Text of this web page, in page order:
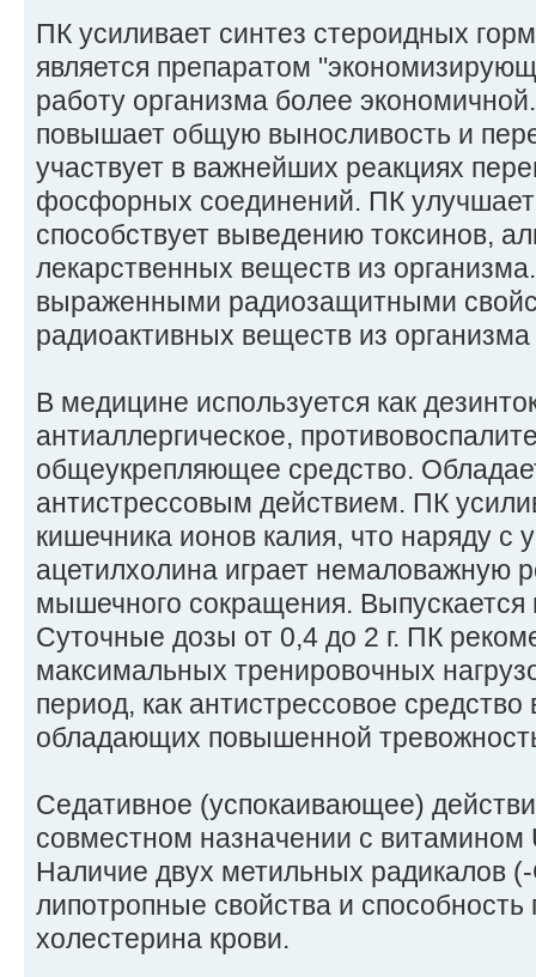
ПК усиливает синтез стероидных
является препаратом
работу организма более
повышает общую выносливость и
участвует в важнейших реакциях
фосфорных соединений. ПК улучшает
способствует выведению токсинов,
лекарственных веществ из
выраженными радиозащитными
радиоактивных веществ из
В медицине используется как
антиаллергическое,
общеукрепляющее средство.
антистрессовым действием. ПК
кишечника ионов калия, что наряду с
ацетилхолина играет немаловажную
мышечного сокращения. Выпускается
Суточные дозы от 0,4 до 2 г. ПК
максимальных тренировочных
период, как антистрессовое
обладающих повышенной
Седативное (успокаивающее)
совместном назначении с витамином
Наличие двух метильных радикалов
липотропные свойства и способность
холестерина крови.